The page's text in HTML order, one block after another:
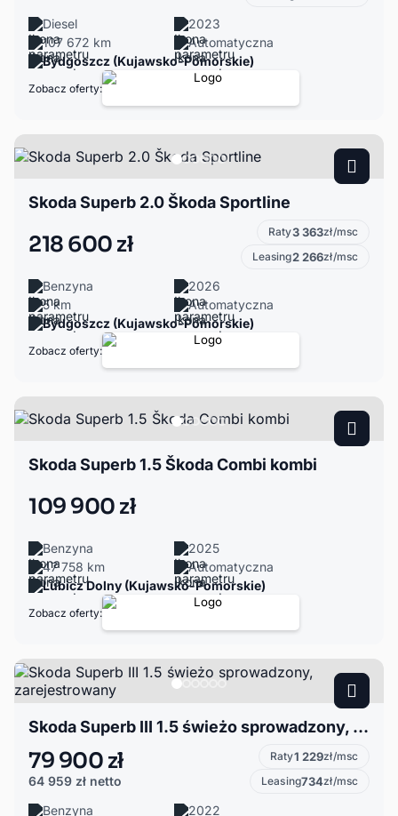
Diesel
2023
107 672 km
Automatyczna
Bydgoszcz (Kujawsko-Pomorskie)
Zobacz oferty:
Skoda Superb 2.0 Škoda Sportline
218 600 zł Raty3 363zł/msc
Leasing2 266zł/msc
Benzyna
2026
5 km
Automatyczna
Bydgoszcz (Kujawsko-Pomorskie)
Zobacz oferty:
Skoda Superb 1.5 Škoda Combi kombi
109 900 zł
Benzyna
2025
47 758 km
Automatyczna
Lubicz Dolny (Kujawsko-Pomorskie)
Zobacz oferty:
Skoda Superb III 1.5 świeżo sprowadzony, zarejestrowany
79 900 zł
64 959 zł netto
Raty1 229zł/msc
Leasing734zł/msc
Benzyna
2022